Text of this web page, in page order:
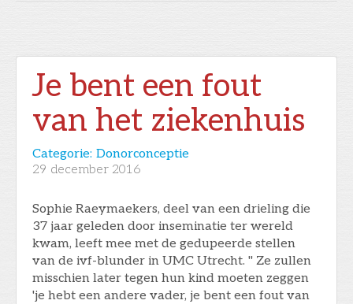
Je bent een fout
van het ziekenhuis
Categorie: Donorconceptie
29 december 2016
Sophie Raeymaekers, deel van een drieling die
37 jaar geleden door inseminatie ter wereld
kwam, leeft mee met de gedupeerde stellen
van de ivf-blunder in UMC Utrecht. " Ze zullen
misschien later tegen hun kind moeten zeggen
'je hebt een andere vader, je bent een fout van